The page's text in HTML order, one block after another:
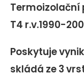
Termoizolační
T4 r.v.1990-
Poskytuje
skládá ze 3